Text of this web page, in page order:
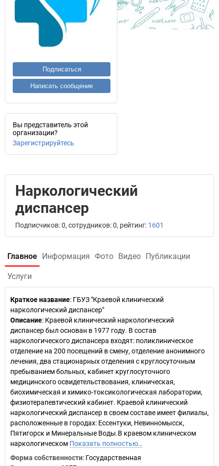
Подписаться
Написать сообщение
Вы представитель этой
организации?
Зарегистрируйтесь
Наркологический
диспансер
Подписчиков: 0, сотрудников: 0, рейтинг: 1601
Главное Информация Фото Видео Публикации
Услуги
Краткое название: ГБУЗ "Краевой клинический
наркологический диспансер"
Описание: Краевой клинический наркологический
диспансер был основан в 1977 году. В состав
наркологического диспансера входят: поликлиническое
отделение на 200 посещений в смену, отделение анонимного
лечения, два стационарных отделения с круглосуточным
пребыванием больных, кабинет круглосуточного
медицинского освидетельствования, клиническая,
биохимическая и химико-токсикологическая лаборатории,
физиотерапевтический кабинет. Краевой клинический
наркологический диспансер в своем составе имеет филиалы,
расположенные в городах: Ессентуки, Невинномысск,
Пятигорск и Минеральные Воды.В краевом клиническом
наркологическом Показать полностью…
Форма собственности: Государственная